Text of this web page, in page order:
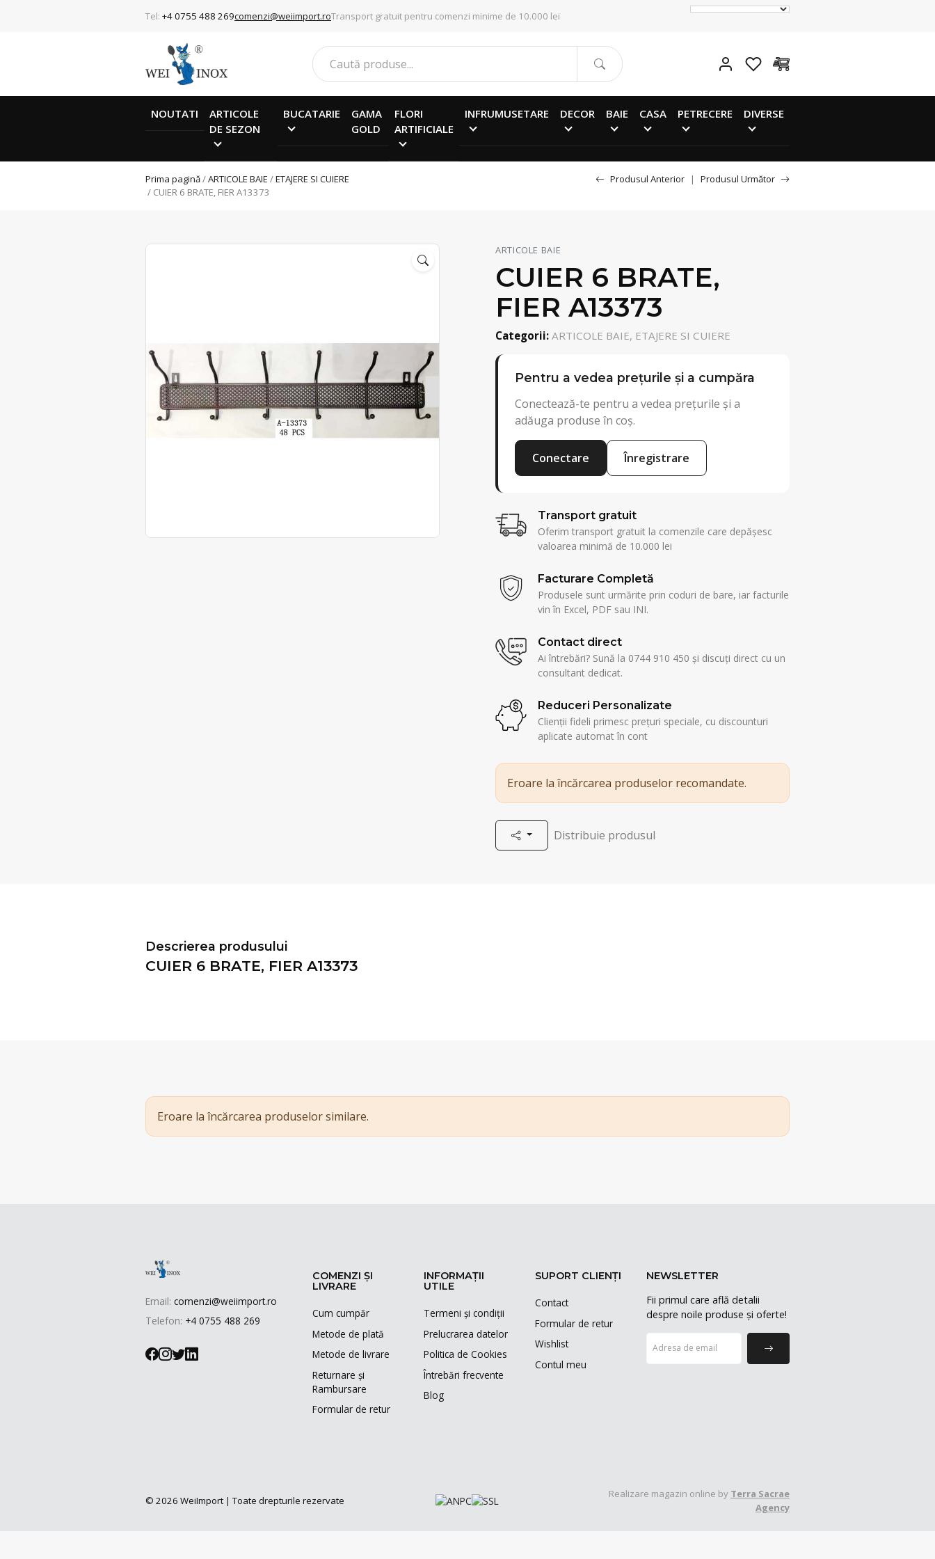
Tel: +4 0755 488 269comenzi@weiimport.roTransport gratuit pentru comenzi minime de 10.000 lei
NOUTATI
ARTICOLE
DE SEZON
BUCATARIE
GAMA
GOLD
FLORI
ARTIFICIALE
INFRUMUSETARE DECOR BAIE CASA PETRECERE DIVERSE
Prima pagină/ARTICOLE BAIE /ETAJERE SI CUIERE
/ CUIER 6 BRATE, FIER A13373
Produsul Anterior | Produsul Următor
ARTICOLE BAIE
CUIER 6 BRATE,
FIER A13373
Categorii: ARTICOLE BAIE, ETAJERE SI CUIERE
Pentru a vedea prețurile și a cumpăra
Conectează-te pentru a vedea prețurile și a
adăuga produse în coș.
Conectare Înregistrare
Transport gratuit
Oferim transport gratuit la comenzile care depășesc
valoarea minimă de 10.000 lei
Facturare Completă
Produsele sunt urmărite prin coduri de bare, iar facturile
vin în Excel, PDF sau INI.
Contact direct
Ai întrebări? Sună la 0744 910 450 și discuți direct cu un
consultant dedicat.
Reduceri Personalizate
Clienții fideli primesc prețuri speciale, cu discounturi
aplicate automat în cont
Eroare la încărcarea produselor recomandate.
Distribuie produsul
Descrierea produsului
CUIER 6 BRATE, FIER A13373
Eroare la încărcarea produselor similare.
Email: comenzi@weiimport.ro
Telefon: +4 0755 488 269
COMENZI ȘI
LIVRARE
Cum cumpăr
Metode de plată
Metode de livrare
Returnare și
Rambursare
Formular de retur
INFORMAȚII
UTILE
Termeni și condiții
Prelucrarea datelor
Politica de Cookies
Întrebări frecvente
Blog
SUPORT CLIENȚI
Contact
Formular de retur
Wishlist
Contul meu
NEWSLETTER
Fii primul care află detalii
despre noile produse și oferte!
© 2026 WeiImport | Toate drepturile rezervate
Realizare magazin online by Terra Sacrae
Agency